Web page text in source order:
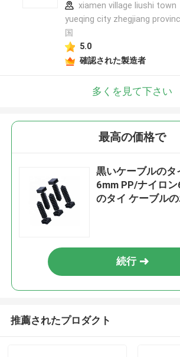
xiamen village liushi town
yueqing city zhegjiang
国
5.0
確認された製造者
多くを見て下さい
最高の価格で
黒いケーブルのタ
6mm PP/ナイロ
のタイ ケーブル
続行
推薦されたプロダクト